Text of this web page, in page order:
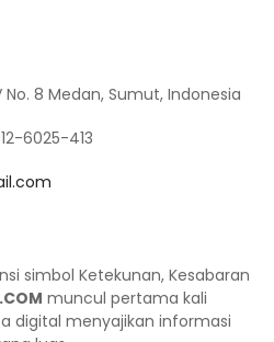
No. 8 Medan, Sumut, Indonesia
6025-413
simbol Ketekunan, Kesabaran
muncul pertama kali
digital menyajikan informasi